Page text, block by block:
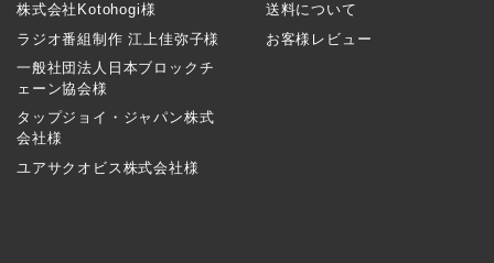
株式会社Kotohogi様
ラジオ番組制作 江上佳弥子様
一般社団法人日本ブロックチ
ェーン協会様
タップジョイ・ジャパン株式
会社様
ユアサクオビス株式会社様
送料について
お客様レビュー